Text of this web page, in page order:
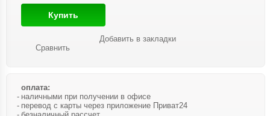
Купить
Сравнить
Добавить в закладки
оплата:
наличными при получении в офисе
перевод с карты через приложение Приват24